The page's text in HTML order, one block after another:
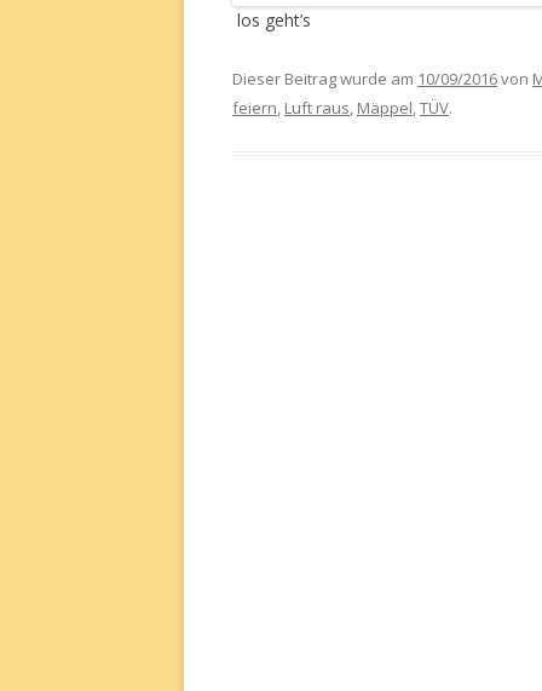
los geht’s
Dieser Beitrag wurde am 10/09/2016von
feiern, Luft raus, Mäppel,TÜV.